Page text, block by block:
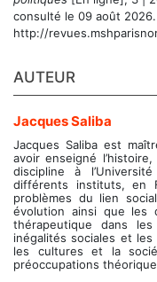
consulté le 09 août 2026.
http://
AUTEUR
JacquesSaliba
Jacques Saliba est
avoir enseigné
discipline à
différents instituts, en
problèmes du lien
évolution ainsi que les
thérapeutique dans
inégalités sociales et
les cultures et la
préoccupations